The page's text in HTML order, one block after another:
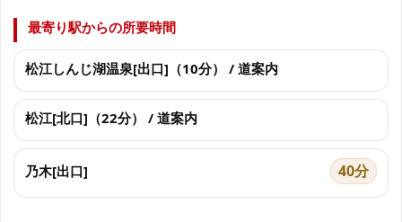
最寄り駅からの所要時間
松江しんじ湖温泉[出口]（10分） / 道案内
松江[北口]（22分） / 道案内
乃木[出口] 40分